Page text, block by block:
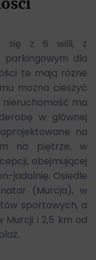
się z 6 willi, z
dla
te mają różne
można cieszyć
nieruchomość ma
w głównej
na
na piętrze, w
obejmującej
jadalnię. Osiedle
(Murcja), w
sportowych, a
Murcji i 2,5 km od